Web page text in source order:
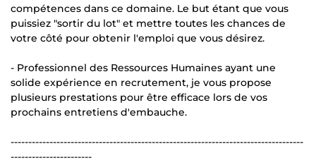
compétences dans ce domaine. Le but étant que vous
puissiez "sortir du lot" et mettre toutes les chances de
votre côté pour obtenir l'emploi que vous désirez.
- Professionnel des Ressources Humaines ayant une
solide expérience en recrutement, je vous propose
plusieurs prestations pour être efficace lors de vos
prochains entretiens d'embauche.
-----------------------------------------------------------------------------------
-----------------------